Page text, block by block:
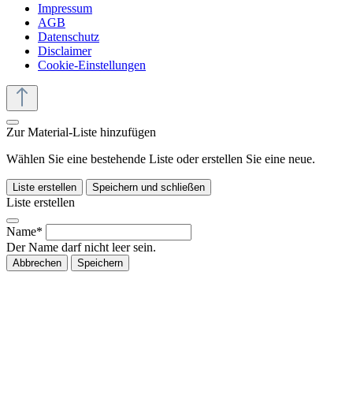
Impressum
AGB
Datenschutz
Disclaimer
Cookie-Einstellungen
Zur Material-Liste hinzufügen
Wählen Sie eine bestehende Liste oder erstellen Sie eine neue.
Liste erstellen Speichern und schließen
Liste erstellen
Name*
Der Name darf nicht leer sein.
Abbrechen Speichern